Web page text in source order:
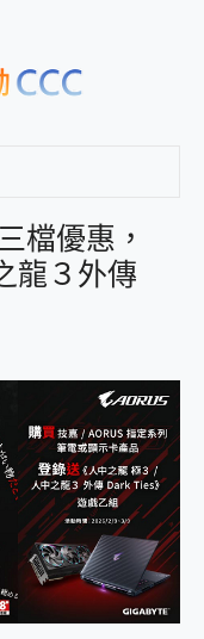
檔優惠，
龍３外傳